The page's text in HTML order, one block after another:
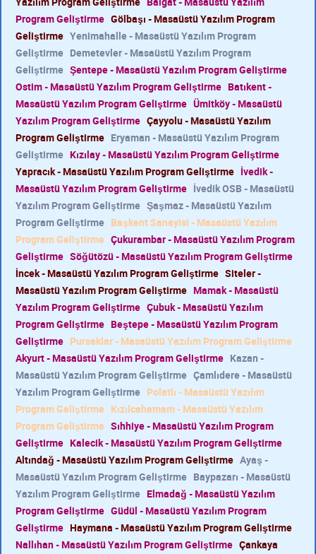
Program Geliştirme Gölbaşı - Masaüstü Yazılım Program
Geliştirme Yenimahalle - Masaüstü Yazılım Program
Geliştirme Demetevler - Masaüstü Yazılım Program
Geliştirme Şentepe - Masaüstü Yazılım Program Geliştirme
Ostim - Masaüstü Yazılım Program Geliştirme Batıkent -
Masaüstü Yazılım Program Geliştirme Ümitköy - Masaüstü
Yazılım Program Geliştirme Çayyolu - Masaüstü Yazılım
Program Geliştirme Eryaman - Masaüstü Yazılım Program
Geliştirme Kızılay - Masaüstü Yazılım Program Geliştirme
Yapracık - Masaüstü Yazılım Program Geliştirme İvedik -
Masaüstü Yazılım Program Geliştirme İvedik OSB - Masaüstü
Yazılım Program Geliştirme Şaşmaz - Masaüstü Yazılım
Program Geliştirme Başkent Sanayisi - Masaüstü Yazılım
Program Geliştirme Çukurambar - Masaüstü Yazılım Program
Geliştirme Söğütözü - Masaüstü Yazılım Program Geliştirme
İncek - Masaüstü Yazılım Program Geliştirme Siteler -
Masaüstü Yazılım Program Geliştirme Mamak - Masaüstü
Yazılım Program Geliştirme Çubuk - Masaüstü Yazılım
Program Geliştirme Beştepe - Masaüstü Yazılım Program
Geliştirme Pursaklar - Masaüstü Yazılım Program Geliştirme
Akyurt - Masaüstü Yazılım Program Geliştirme Kazan -
Masaüstü Yazılım Program Geliştirme Çamlıdere - Masaüstü
Yazılım Program Geliştirme Polatlı - Masaüstü Yazılım
Program Geliştirme Kızılcahamam - Masaüstü Yazılım
Program Geliştirme Sıhhiye - Masaüstü Yazılım Program
Geliştirme Kalecik - Masaüstü Yazılım Program Geliştirme
Altındağ - Masaüstü Yazılım Program Geliştirme Ayaş -
Masaüstü Yazılım Program Geliştirme Baypazarı - Masaüstü
Yazılım Program Geliştirme Elmadağ - Masaüstü Yazılım
Program Geliştirme Güdül - Masaüstü Yazılım Program
Geliştirme Haymana - Masaüstü Yazılım Program Geliştirme
Nallıhan - Masaüstü Yazılım Program Geliştirme Çankaya